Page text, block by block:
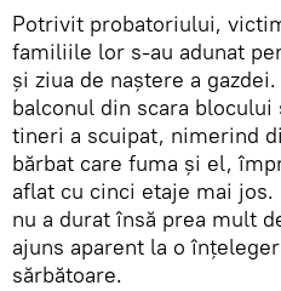
Potrivit probatoriului,
familiile lor s-au adunat
şi ziua de naştere a
balconul din scara
tineri a scuipat, nimerind
bărbat care fuma şi el,
aflat cu cinci etaje mai jos.
nu a durat însă prea mult
ajuns aparent la o
sărbătoare.